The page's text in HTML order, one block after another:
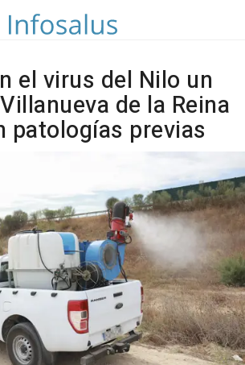
el virus del Nilo un
de la Reina
patologías previas